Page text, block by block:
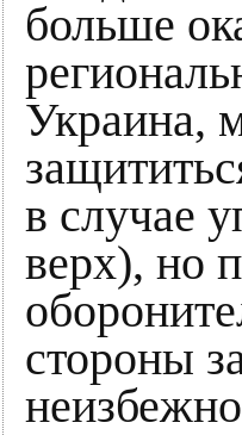
больше
Украина,
в случае
верх), но
стороны